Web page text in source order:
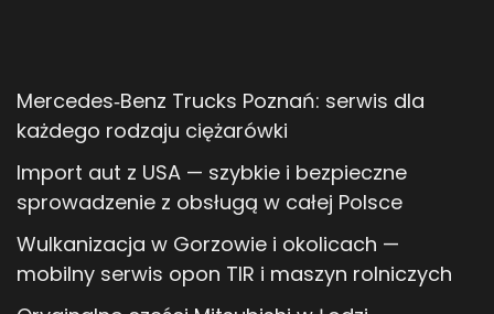
Mercedes‑Benz Trucks Poznań: serwis dla
każdego rodzaju ciężarówki
Import aut z USA — szybkie i bezpieczne
sprowadzenie z obsługą w całej Polsce
Wulkanizacja w Gorzowie i okolicach —
mobilny serwis opon TIR i maszyn rolniczych